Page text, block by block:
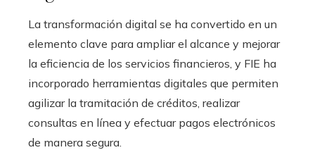
La transformación digital se ha convertido en un
elemento clave para ampliar el alcance y mejorar
la eficiencia de los servicios financieros, y FIE ha
incorporado herramientas digitales que permiten
agilizar la tramitación de créditos, realizar
consultas en línea y efectuar pagos electrónicos
de manera segura.